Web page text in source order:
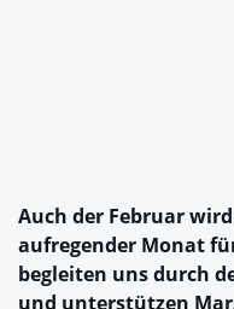
Auch der Februar
aufregender Monat
begleiten uns durch
und unterstützen